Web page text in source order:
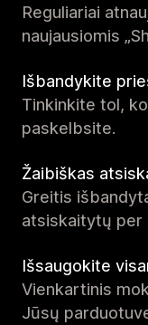
Reguliariai
naujausiomis
Išbandykite
Tinkinkite tol,
paskelbsite.
Žaibiškas
Greitis
atsiskaitytų per
Išsaugokite
Vienkartinis
Jūsų